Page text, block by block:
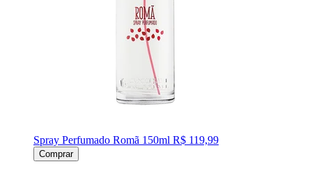
Spray Perfumado Romã 150ml R$ 119,99
Comprar